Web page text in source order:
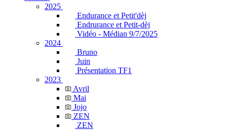
2025
Endurance et Petit'dèj
Endrurance et Petit-dèj
Vidéo - Médian 9/7/2025
2024
Bruno
Juin
Présentation TF1
2023
Avril
Mai
Jojo
ZEN
ZEN